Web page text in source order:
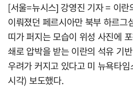
[서울=뉴시스] 강영진 기자 = 이란
이뤄졌던 페르시아만 북부 하르그
띠가 퍼지는 모습이 위성 사진에
쇄로 압박을 받는 이란의 석유 기
우려가 커지고 있다고 미 뉴욕타
시각) 보도했다.